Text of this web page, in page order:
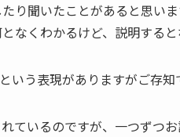
り聞いたことがあると思い
なくわかるけど、説明する
いう表現がありますがご存知
ているのですが、一つずつお